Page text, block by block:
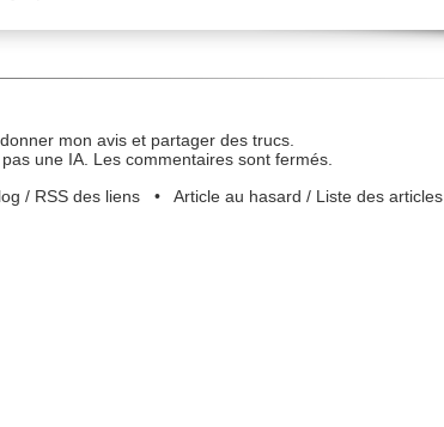
mon avis et partager des trucs.
une IA. Les commentaires sont fermés.
/ RSS des liens• Article au hasard / Liste des articles